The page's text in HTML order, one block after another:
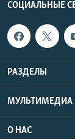
СОЦИАЛЬНЫЕ
РАЗДЕЛЫ
МУЛЬТИМЕДИА
О НАС